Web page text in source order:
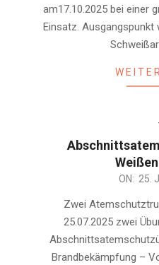
am17.10.2025 bei einer
Einsatz. Ausgangspunkt
ON: 25.
Zwei
25.07.2025 zwei
Brandbekämpfung –